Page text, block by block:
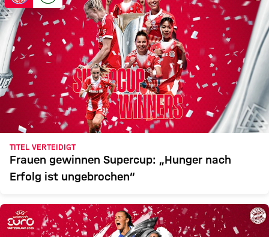
TITEL VERTEIDIGT
Frauen gewinnen Supercup: „Hunger nach
Erfolg ist ungebrochen“